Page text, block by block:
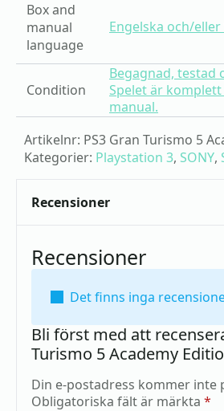
Box and
manual
language
Engelska och/eller
Condition
Begagnad, testad
Spelet är
manual.
Artikelnr: PS3 Gran Turismo 5
Kategorier: Playstation 3, SONY,
Recensioner
Recensioner
Det finns inga
Bli först med att
Turismo 5 Academy
Din e-postadress kommer inte
Obligatoriska fält är märkta *